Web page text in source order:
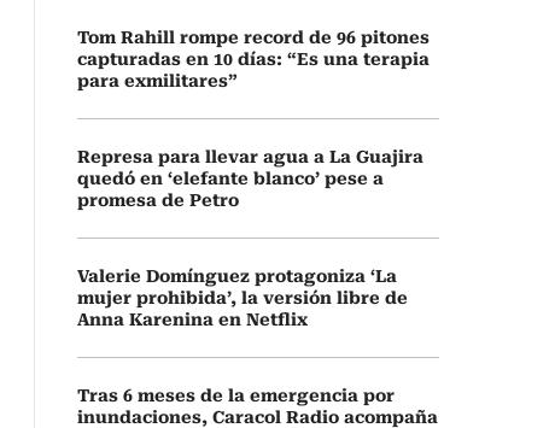
Tom Rahill rompe record de 96 pitones
capturadas en 10 días: “Es una terapia
para exmilitares”
Represa para llevar agua a La Guajira
quedó en ‘elefante blanco’ pese a
promesa de Petro
Valerie Domínguez protagoniza ‘La
mujer prohibida’, la versión libre de
Anna Karenina en Netflix
Tras 6 meses de la emergencia por
inundaciones, Caracol Radio acompaña